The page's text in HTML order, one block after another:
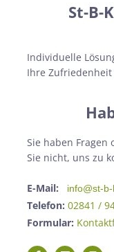
St-B-
Individuelle
Ihre
Sie haben Fragen
Sie nicht, uns zu
E-Mail: info@st-
Telefon: 02841 /
Formular: